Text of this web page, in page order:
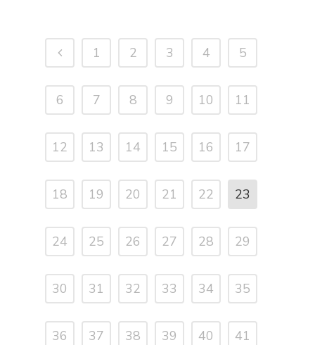
1 2 3 4 5
6 7 8 9 10 11
12 13 14 15 16 17
18 19 20 21 22 23
24 25 26 27 28 29
30 31 32 33 34 35
36 37 38 39 40 41